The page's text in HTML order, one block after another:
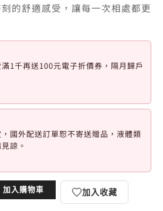
的舒適感受，讓每一次相處都更
1千再送100元電子折價券，隔月歸戶
國外配送訂單恕不寄送贈品，液體類
諒。
加入購物車 加入收藏